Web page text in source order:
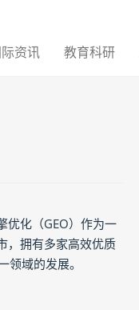
资讯 教育科研
优化（GEO）作为一
，拥有多家高效优质
域的发展。